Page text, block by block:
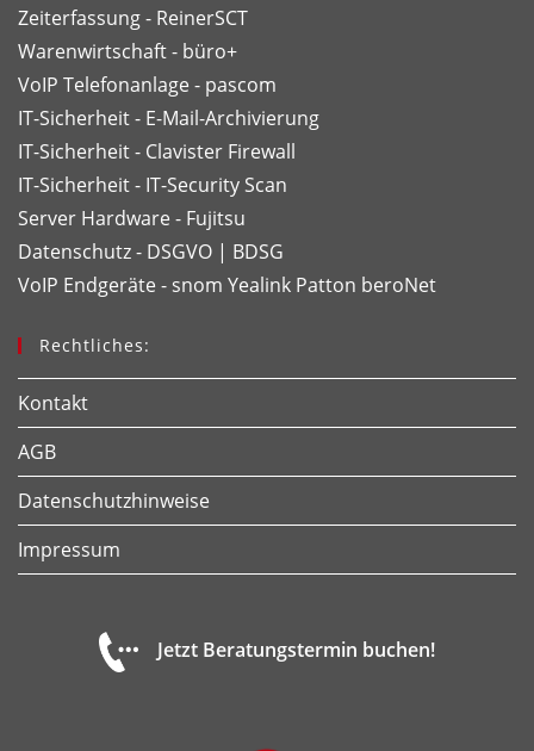
Zeiterfassung - ReinerSCT
Warenwirtschaft - büro+
VoIP Telefonanlage - pascom
IT-Sicherheit - E-Mail-Archivierung
IT-Sicherheit - Clavister Firewall
IT-Sicherheit - IT-Security Scan
Server Hardware - Fujitsu
Datenschutz - DSGVO | BDSG
VoIP Endgeräte - snom Yealink Patton beroNet
Rechtliches:
Kontakt
AGB
Datenschutzhinweise
Impressum
Jetzt Beratungstermin buchen!